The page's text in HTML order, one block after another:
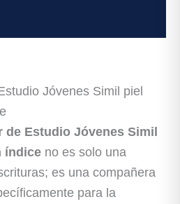
Jóvenes Simil piel
Estudio Jóvenes Simil
índice no es solo una
es una compañera
para la